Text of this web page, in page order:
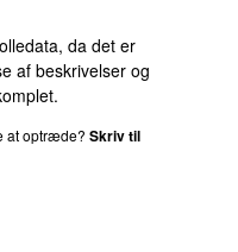
da det er
af beskrivelser og
at optræde? Skriv til